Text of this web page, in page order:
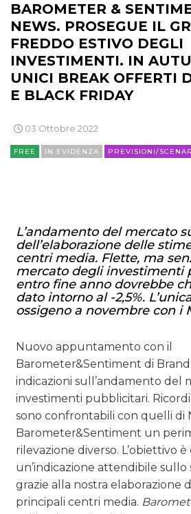
BAROMETER &
NEWS. PROSEGUE IL
FREDDO ESTIVO DEGLI
INVESTIMENTI. IN
UNICI BREAK OFFERTI
E BLACK FRIDAY
03 Ottobre 2022
FREE IN EVIDENZA PREVISIONI/
L’andamento del mercato
dell’elaborazione delle
centri media. Flette, ma
mercato degli investimenti
entro fine anno dovrebbe
dato intorno al -2,5%.
ossigeno a novembre con i
Nuovo appuntamento con il
Barometer&Sentiment di
indicazioni sull’andamento del
investimenti pubblicitari.
sono confrontabili con quelli di
Barometer&Sentiment un
rilevazione diverso. L’obiettivo è
un’indicazione attendibile
grazie alla nostra elaborazione
principali centri media.